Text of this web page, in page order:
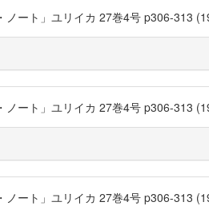
ート」ユリイカ 27巻4号 p306-313
ート」ユリイカ 27巻4号 p306-313
ート」ユリイカ 27巻4号 p306-313